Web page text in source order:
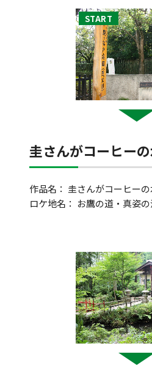
圭さんがコーヒー
作品名： 圭さんがコーヒー
ロケ地名： お鷹の道・真姿